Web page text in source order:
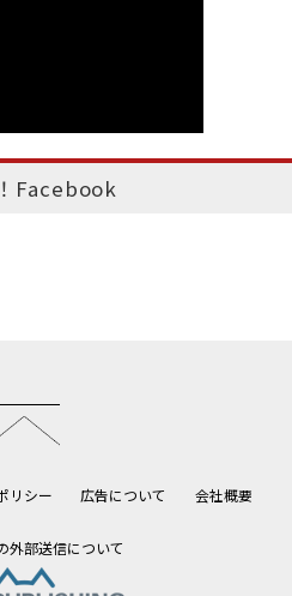
Facebook
リシー 広告について 会社概要
外部送信について